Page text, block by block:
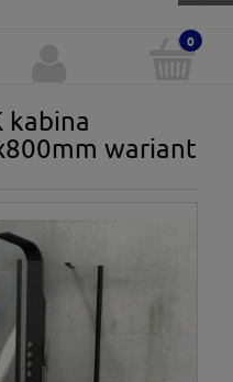
kabina
wariant